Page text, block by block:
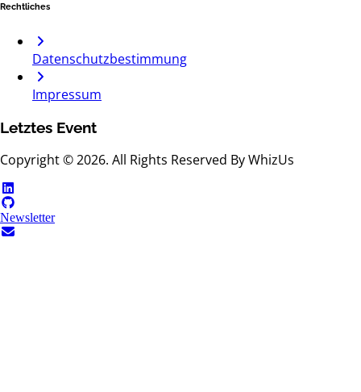
Rechtliches
Datenschutzbestimmung
Impressum
Letztes Event
Copyright © 2026. All Rights Reserved By WhizUs
Newsletter